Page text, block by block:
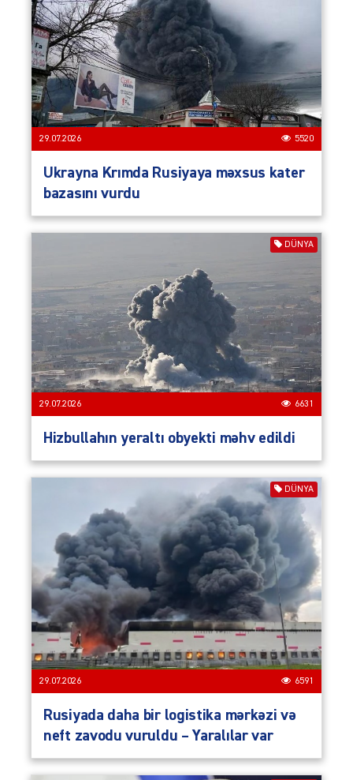
29.07.2026 5520
Ukrayna Krımda Rusiyaya məxsus kater
bazasını vurdu
DÜNYA
29.07.2026 6631
Hizbullahın yeraltı obyekti məhv edildi
DÜNYA
29.07.2026 6591
Rusiyada daha bir logistika mərkəzi və
neft zavodu vuruldu – Yaralılar var